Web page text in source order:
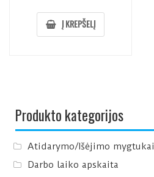
Į KREPŠELĮ
Produkto kategorijos
Atidarymo/Išėjimo mygtukai
Darbo laiko apskaita